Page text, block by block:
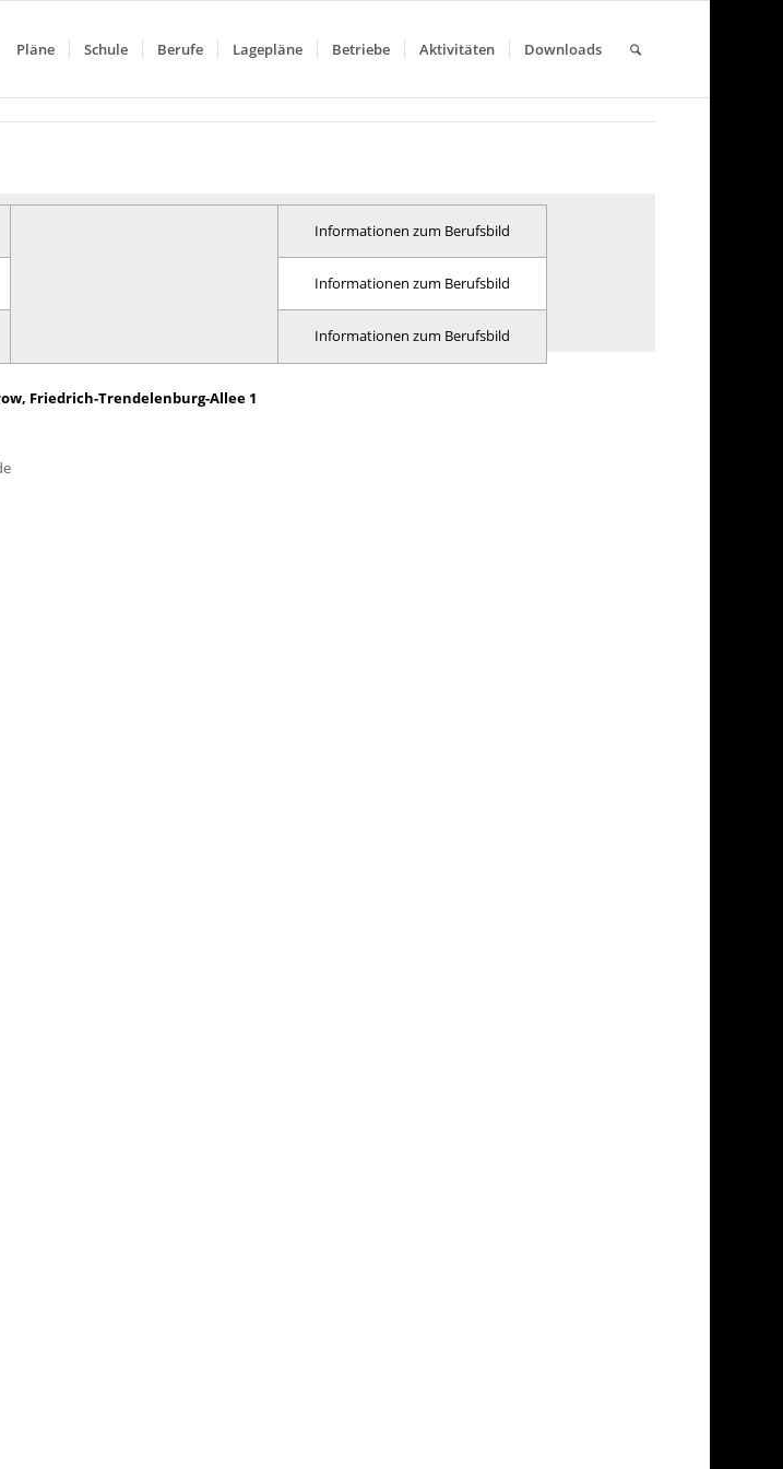
Pläne Schule Berufe Lagepläne Betriebe Aktivitäten Downloads
Informationen zum Berufsbild
Informationen zum Berufsbild
Informationen zum Berufsbild
Friedrich-Trendelenburg-Allee 1